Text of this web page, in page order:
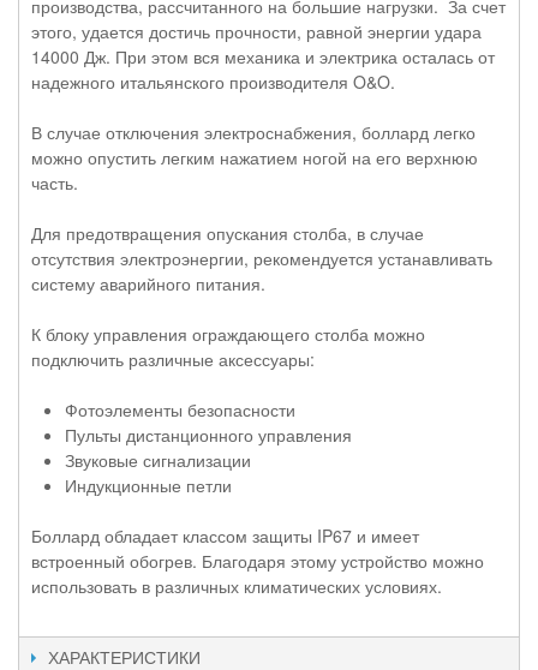
производства, рассчитанного на большие нагрузки. За счет
этого, удается достичь прочности, равной энергии удара
14000 Дж. При этом вся механика и электрика осталась от
надежного итальянского производителя O&O.
В случае отключения электроснабжения, боллард легко
можно опустить легким нажатием ногой на его верхнюю
часть.
Для предотвращения опускания столба, в случае
отсутствия электроэнергии, рекомендуется устанавливать
систему аварийного питания.
К блоку управления ограждающего столба можно
подключить различные аксессуары:
Фотоэлементы безопасности
Пульты дистанционного управления
Звуковые сигнализации
Индукционные петли
Боллард обладает классом защиты IP67 и имеет
встроенный обогрев. Благодаря этому устройство можно
использовать в различных климатических условиях.
ХАРАКТЕРИСТИКИ